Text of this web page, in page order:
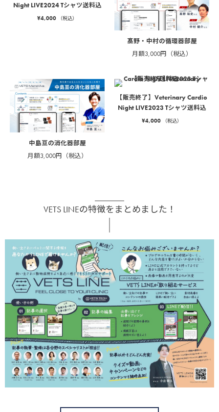
Night LIVE2024 Tシャツ送料込
¥4,000 （税込）
髙野・中村の循環器部屋
月額3,000円（税込）
中島亘の消化器部屋
月額3,000円（税込）
【販売終了】Veterinary Cardio
Night LIVE2023 Tシャツ送料込
¥4,000 （税込）
VETS LINEの特徴をまとめました！